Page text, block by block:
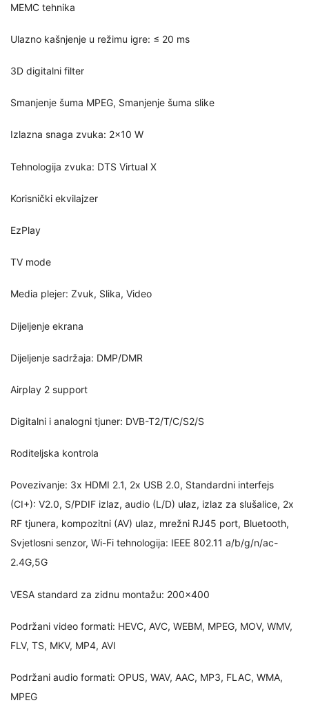
MEMC tehnika
Ulazno kašnjenje u režimu igre: ≤ 20 ms
3D digitalni filter
Smanjenje šuma MPEG, Smanjenje šuma slike
Izlazna snaga zvuka: 2x10 W
Tehnologija zvuka: DTS Virtual X
Korisnički ekvilajzer
EzPlay
TV mode
Media plejer: Zvuk, Slika, Video
Dijeljenje ekrana
Dijeljenje sadržaja: DMP/DMR
Airplay 2 support
Digitalni i analogni tjuner: DVB-T2/T/C/S2/S
Roditeljska kontrola
Povezivanje: 3x HDMI 2.1, 2x USB 2.0, Standardni interfejs
(CI+): V2.0, S/PDIF izlaz, audio (L/D) ulaz, izlaz za slušalice, 2x
RF tjunera, kompozitni (AV) ulaz, mrežni RJ45 port, Bluetooth,
Svjetlosni senzor, Wi-Fi tehnologija: IEEE 802.11 a/b/g/n/ac-
2.4G,5G
VESA standard za zidnu montažu: 200x400
Podržani video formati: HEVC, AVC, WEBM, MPEG, MOV, WMV,
FLV, TS, MKV, MP4, AVI
Podržani audio formati: OPUS, WAV, AAC, MP3, FLAC, WMA,
MPEG